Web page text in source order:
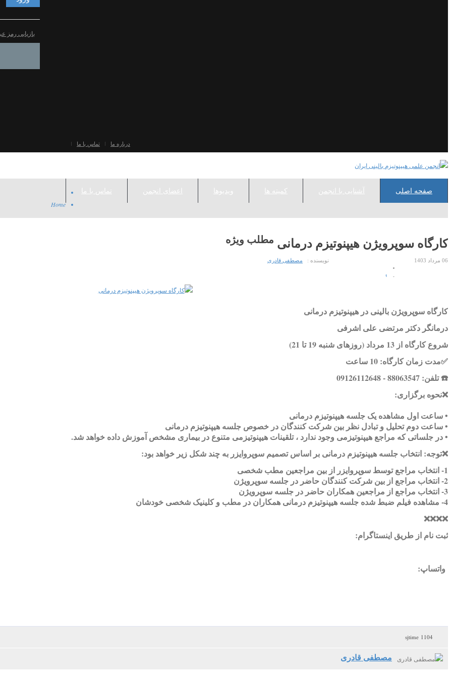
درباره ما تماس با ما
بازیابی رمز
صفحه اصلی آشنایی با انجمن کمیته ها ویدیوها اعضای انجمن تماس با ما
Home
کارگاه سوپرویژن هیپنوتیزم درمانی مطلب ویژه
06 مرداد 1403
1
4
نویسنده : مصطفی قادری
کارگاه سوپرویژن بالینی در هیپنوتیزم درمانی
درمانگر دکتر مرتضی علی اشرفی
شروع کارگاه از 13
مرداد (روزهای شنبه 19 تا 21)
✅مدت زمان کارگاه: 10 ساعت
☎️تلفن: 88063547 -
09126112648
❌نحوه برگزاری:
• ساعت اول مشاهده یک جلسه هیپنوتیزم درمانی
• ساعت دوم تحلیل و تبادل نظر بین شرکت کنندگان در خصوص جلسه هیپنوتیزم درمانی
•در جلساتی که مراجع هیپنوتیزمی وجود ندارد ، تلقینات هیپنوتیزمی متنوع در بیماری مشخص آموزش داده خواهد شد.
❌توجه: انتخاب جلسه هیپنوتیزم درمانی بر اساس تصمیم سوپروایزر به چند شکل زیر خواهد بود:
1- انتخاب مراجع توسط سوپروایزر از بین مراجعین مطب شخصی
2- انتخاب مراجع از بین شرکت کنندگان حاضر در جلسه سوپرویژن
3- انتخاب مراجع از مراجعین همکاران حاضر در جلسه سوپرویژن
4- مشاهده فیلم ضبط شده جلسه هیپنوتیزم درمانی همکاران در مطب و کلینیک شخصی خودشان
❌
❌
❌
❌
ثبت نام از طریق اینستاگرام:
واتساپ:
1104 sjtime
مصطفی قادری